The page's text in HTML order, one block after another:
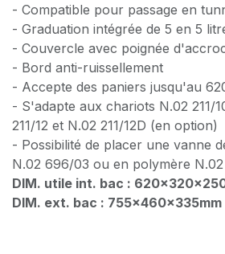
- Compatible pour passage en
- Graduation intégrée de 5 en 5
- Couvercle avec poignée
- Bord anti-ruissellement
- Accepte des paniers jusqu'au
- S'adapte aux chariots N.02 211/
211/12 et N.02 211/12D (en option)
- Possibilité de placer une vanne
N.02 696/03 ou en polymère
DIM. utile int. bac :
DIM. ext. bac : 755x460x335mm